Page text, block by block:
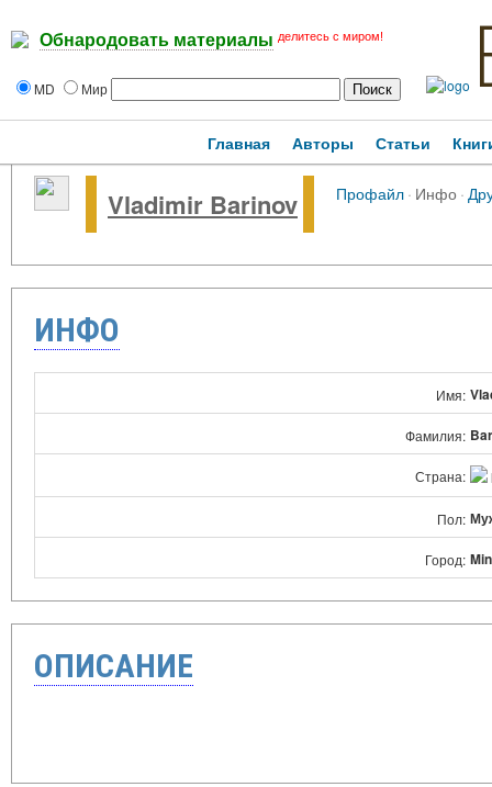
Обнародовать материалы делитесь с миром!
MD Мир
Главная Авторы Статьи
Vladimir Barinov Профайл· Инфо·
ИНФО
Имя:
Фамилия:
Страна:
Пол:
Город:
ОПИСАНИЕ